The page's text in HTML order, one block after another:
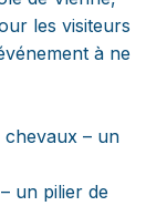
les visiteurs
à ne
– un
un pilier de